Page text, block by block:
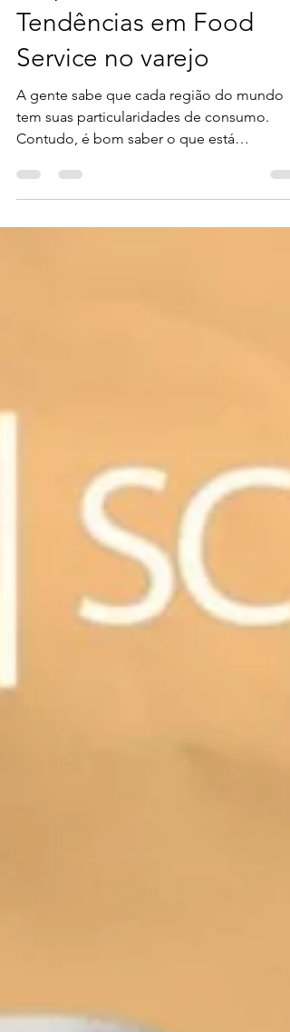
Empreendedorismo/
Tendências em Food
Service no varejo
A gente sabe que cada região do mundo
tem suas particularidades de consumo.
Contudo, é bom saber o que está